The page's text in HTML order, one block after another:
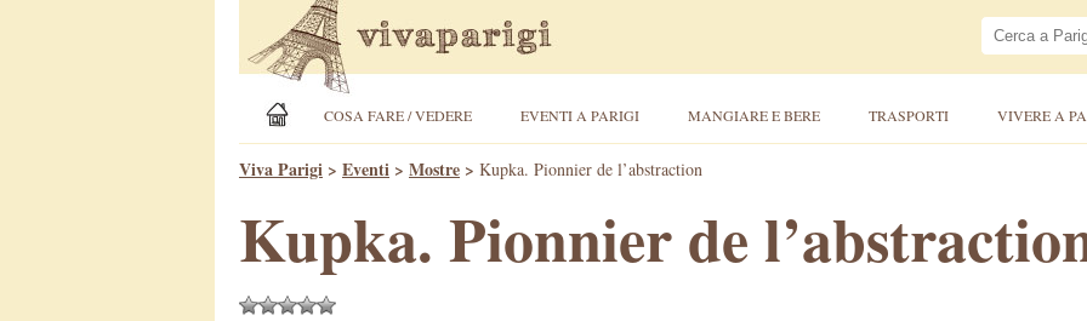
COSA FARE / VEDERE EVENTI A PARIGI MANGIARE E BERE TRASPORTI VIVERE A
Viva Parigi > Eventi > Mostre > Kupka. Pionnier de l’abstraction
Kupka. Pionnier de